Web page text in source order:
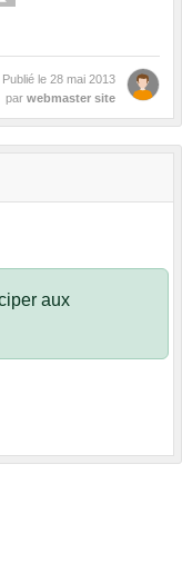
Publié le 28 mai 2013
par webmaster site
aux